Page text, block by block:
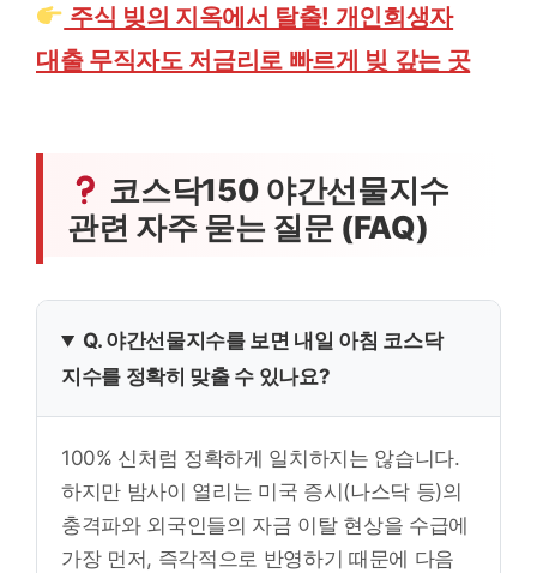
주식 빚의 지옥에서 탈출! 개인회생자
대출 무직자도 저금리로 빠르게 빚 갚는 곳
코스닥150 야간선물지수
관련 자주 묻는 질문 (FAQ)
Q. 야간선물지수를 보면 내일 아침 코스닥
지수를 정확히 맞출 수 있나요?
100% 신처럼 정확하게 일치하지는 않습니다.
하지만 밤사이 열리는 미국 증시(나스닥 등)의
충격파와 외국인들의 자금 이탈 현상을 수급에
가장 먼저, 즉각적으로 반영하기 때문에 다음